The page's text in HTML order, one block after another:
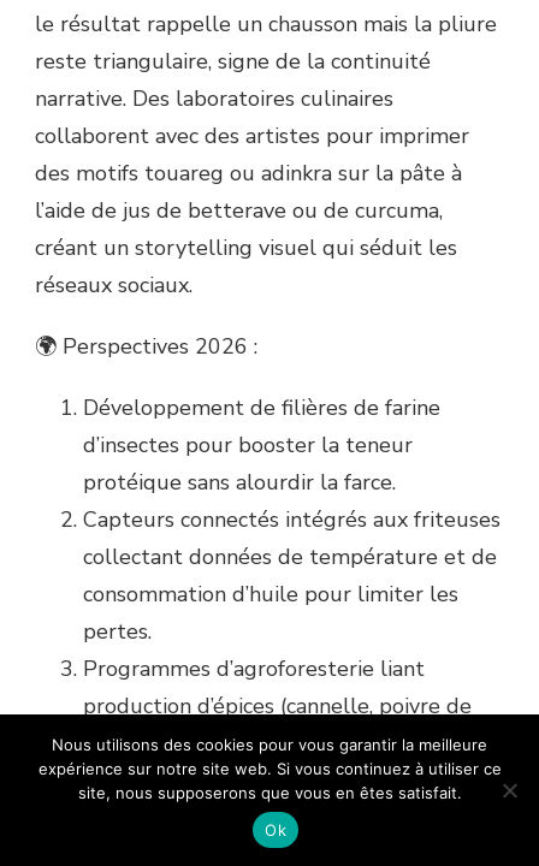
le résultat rappelle un chausson mais la pliure
reste triangulaire, signe de la continuité
narrative. Des laboratoires culinaires
collaborent avec des artistes pour imprimer
des motifs touareg ou adinkra sur la pâte à
l’aide de jus de betterave ou de curcuma,
créant un storytelling visuel qui séduit les
réseaux sociaux.
🌍 Perspectives 2026 :
Développement de filières de farine
d’insectes pour booster la teneur
protéique sans alourdir la farce.
Capteurs connectés intégrés aux friteuses
collectant données de température et de
consommation d’huile pour limiter les
pertes.
Programmes d’agroforesterie liant
production d’épices (cannelle, poivre de
Penja) et création d’emplois ruraux,
garantissant un approvisionnement
Nous utilisons des cookies pour vous garantir la meilleure
expérience sur notre site web. Si vous continuez à utiliser ce
site, nous supposerons que vous en êtes satisfait.
Ok